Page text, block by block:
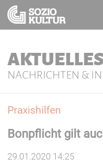
AKTUELLES
NACHRICHTEN &
Praxishilfen
Bonpflicht gilt
29.01.2020 14:25